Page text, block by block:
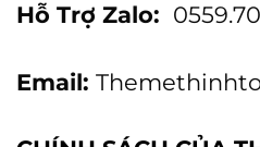
Hỗ Trợ Zalo:
Email: